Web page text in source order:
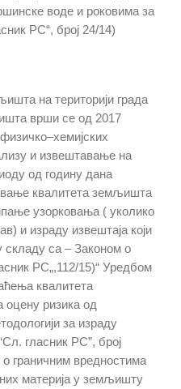
воде и роковима за
РС“, број 24/14)
на територији града
врши се од 2017
и извештавање на
од годину дана
квалитета земљишта
узорковања ( уколико
и израду извештаја који
складу са –Законом о
РС„,112/15)“ Уредбом
квалитета
ризика од
за израду
Сл. гласник РС”, број
о граничним вредностима
материја у земљишту